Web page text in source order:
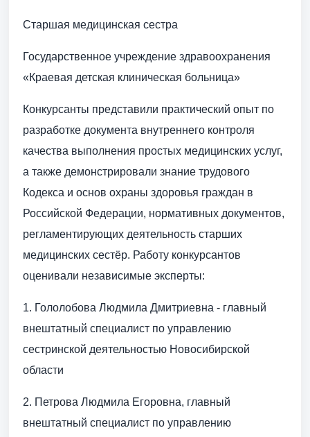
Старшая медицинская сестра
Государственное учреждение здравоохранения
«Краевая детская клиническая больница»
Конкурсанты представили практический опыт по
разработке документа внутреннего контроля
качества выполнения простых медицинских услуг,
а также демонстрировали знание трудового
Кодекса и основ охраны здоровья граждан в
Российской Федерации, нормативных документов,
регламентирующих деятельность старших
медицинских сестёр. Работу конкурсантов
оценивали независимые эксперты:
1. Гололобова Людмила Дмитриевна - главный
внештатный специалист по управлению
сестринской деятельностью Новосибирской
области
2. Петрова Людмила Егоровна, главный
внештатный специалист по управлению